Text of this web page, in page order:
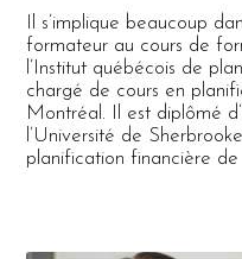
Il s’implique beaucoup
formateur au cours de
l’Institut québécois de
chargé de cours en
Montréal. Il est diplômé
l’Université de
planification financière